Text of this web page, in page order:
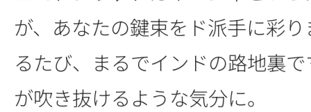
が、あなたの鍵束をド派手に彩
るたび、まるでインドの路地裏
が吹き抜けるような気分に。